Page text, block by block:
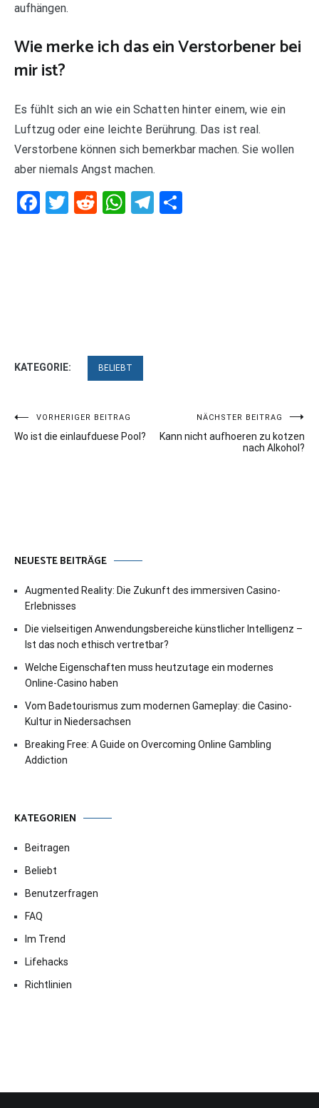
aufhängen.
Wie merke ich das ein Verstorbener bei
mir ist?
Es fühlt sich an wie ein Schatten hinter einem, wie ein
Luftzug oder eine leichte Berührung. Das ist real.
Verstorbene können sich bemerkbar machen. Sie wollen
aber niemals Angst machen.
Facebook
Twitter
RedditWhatsApp
Telegram
KATEGORIE: BELIEBT
Beitragsnavigation
VORHERIGER BEITRAG
Wo ist die einlaufduese Pool?
NÄCHSTER BEITRAG
Kann nicht aufhoeren zu kotzen
nach Alkohol?
NEUESTE BEITRÄGE
Augmented Reality: Die Zukunft des immersiven Casino-
Erlebnisses
Die vielseitigen Anwendungsbereiche künstlicher Intelligenz –
Ist das noch ethisch vertretbar?
Welche Eigenschaften muss heutzutage ein modernes
Online-Casino haben
Vom Badetourismus zum modernen Gameplay: die Casino-
Kultur in Niedersachsen
Breaking Free: A Guide on Overcoming Online Gambling
Addiction
KATEGORIEN
Beitragen
Beliebt
Benutzerfragen
FAQ
Im Trend
Lifehacks
Richtlinien